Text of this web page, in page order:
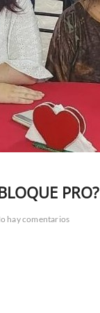
PRO?
hay comentarios